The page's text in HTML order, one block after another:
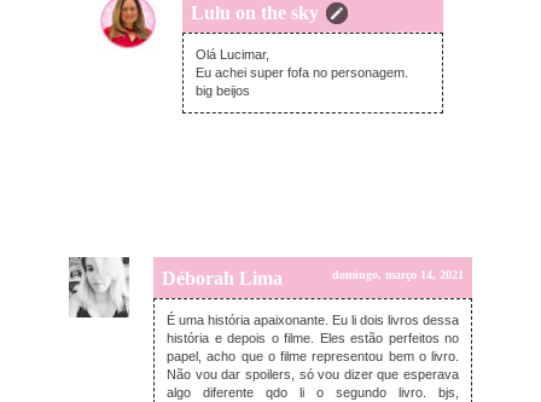
Lulu on the sky
terça-feira, março 16, 2021
Olá Lucimar,
Eu achei super fofa no personagem.
big beijos
Déborah Lima domingo, março 14, 2021
É uma história apaixonante. Eu li dois livros dessa
história e depois o filme. Eles estão perfeitos no
papel, acho que o filme representou bem o livro.
Não vou dar spoilers, só vou dizer que esperava
algo diferente qdo li o segundo livro. bjs,